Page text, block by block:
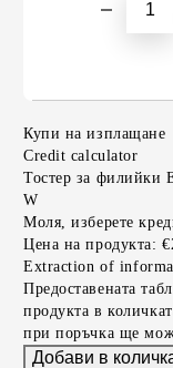
Купи на изплащане
Credit calculator
Тостер за филийки
W
Моля, изберете
Цена на продукта:
Extraction of
Предоставената
продукта в
при поръчка ще